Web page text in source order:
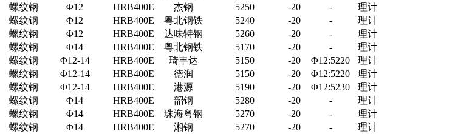
螺纹钢
Φ12 HRB400E 杰钢 5250 -20 -
理计
螺纹钢
Φ12 HRB400E 粤北钢铁 5240 -20 -
理计
螺纹钢
Φ12 HRB400E 达味特钢 5260 -20 -
理计
螺纹钢
Φ14 HRB400E 粤北钢铁 5170 -20 -
理计
螺纹钢
Φ12-14 HRB400E 琦丰达 5150 -20 Φ12:5220
理计
螺纹钢
Φ12-14 HRB400E 德润 5150 -20 Φ12:5220
理计
螺纹钢
Φ12-14 HRB400E 港源 5190 -20 Φ12:5230
理计
螺纹钢
Φ14 HRB400E 韶钢 5280 -20 -
理计
螺纹钢
Φ14 HRB400E 珠海粤钢 5270 -20 -
理计
螺纹钢
Φ14 HRB400E 湘钢 5270 -20 -
理计